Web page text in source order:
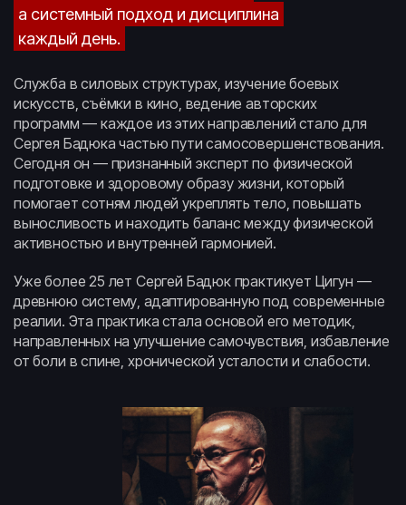
а системный подход и дисциплина
каждый день.
Служба в силовых структурах, изучение боевых
искусств, съёмки в кино, ведение авторских
программ — каждое из этих направлений стало для
Сергея Бадюка частью пути самосовершенствования.
Сегодня он — признанный эксперт по физической
подготовке и здоровому образу жизни, который
помогает сотням людей укреплять тело, повышать
выносливость и находить баланс между физической
активностью и внутренней гармонией.
Уже более 25 лет Сергей Бадюк практикует Цигун —
древнюю систему, адаптированную под современные
реалии. Эта практика стала основой его методик,
направленных на улучшение самочувствия, избавление
от боли в спине, хронической усталости и слабости.